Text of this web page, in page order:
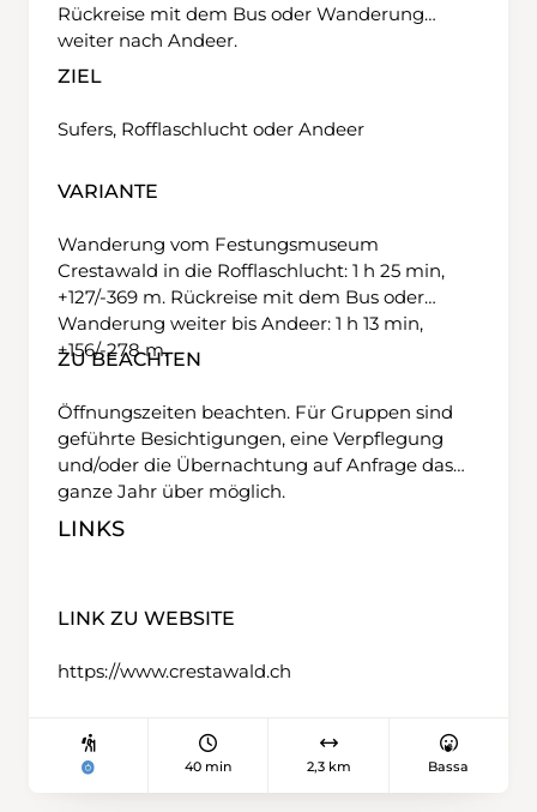
Rückreise mit dem Bus oder Wanderung
weiter nach Andeer.
ZIEL
Sufers, Rofflaschlucht oder Andeer
VARIANTE
Wanderung vom Festungsmuseum
Crestawald in die Rofflaschlucht: 1 h 25 min,
+127/-369 m. Rückreise mit dem Bus oder
Wanderung weiter bis Andeer: 1 h 13 min,
+156/-278 m.
ZU BEACHTEN
Öffnungszeiten beachten. Für Gruppen sind
geführte Besichtigungen, eine Verpflegung
und/oder die Übernachtung auf Anfrage das
ganze Jahr über möglich.
LINKS
LINK ZU WEBSITE
https://www.crestawald.ch
40 min 2,3 km Bassa